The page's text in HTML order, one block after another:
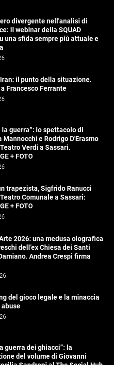
divergente nell'analisi di
il webinar della SQUAD
una sfida sempre più attuale e
il punto della situazione.
Francesco Ferrante
la guerra”: lo spettacolo di
Mannocchi e Rodrigo D'Erasmo
Verdi a Sassari.
+ FOTO
trapezista, Sigfrido Ranucci
Comunale a Sassari:
+ FOTO
2026: una medusa olografica
dell’ex Chiesa dei Santi
Andrea Crespi firma
del gioco legale e la minaccia
abuse
guerra dei ghiacci”: la
del volume di Giovanni